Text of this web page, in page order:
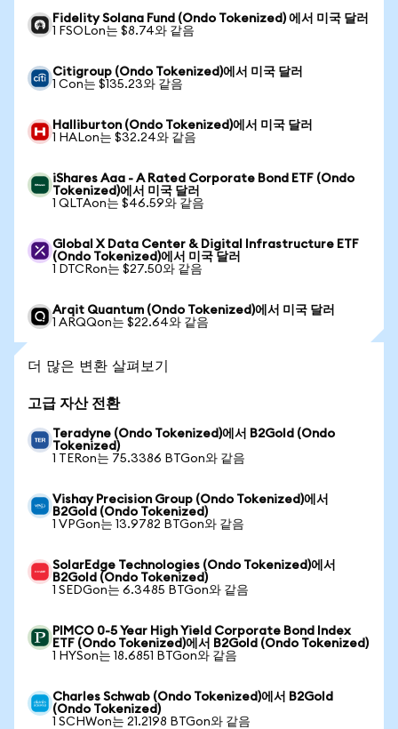
Fidelity Solana Fund (Ondo Tokenized) 에서 미국 달러
1 FSOLon는 $8.74와 같음
Citigroup (Ondo Tokenized)에서 미국 달러
1 Con는 $135.23와 같음
Halliburton (Ondo Tokenized)에서 미국 달러
1 HALon는 $32.24와 같음
iShares Aaa - A Rated Corporate Bond ETF (Ondo
Tokenized)에서 미국 달러
1 QLTAon는 $46.59와 같음
Global X Data Center & Digital Infrastructure ETF
(Ondo Tokenized)에서 미국 달러
1 DTCRon는 $27.50와 같음
Arqit Quantum (Ondo Tokenized)에서 미국 달러
1 ARQQon는 $22.64와 같음
더 많은 변환 살펴보기
고급 자산 전환
Teradyne (Ondo Tokenized)에서 B2Gold (Ondo
Tokenized)
1 TERon는 75.3386 BTGon와 같음
Vishay Precision Group (Ondo Tokenized)에서
B2Gold (Ondo Tokenized)
1 VPGon는 13.9782 BTGon와 같음
SolarEdge Technologies (Ondo Tokenized)에서
B2Gold (Ondo Tokenized)
1 SEDGon는 6.3485 BTGon와 같음
PIMCO 0-5 Year High Yield Corporate Bond Index
ETF (Ondo Tokenized)에서 B2Gold (Ondo Tokenized)
1 HYSon는 18.6851 BTGon와 같음
Charles Schwab (Ondo Tokenized)에서 B2Gold
(Ondo Tokenized)
1 SCHWon는 21.2198 BTGon와 같음